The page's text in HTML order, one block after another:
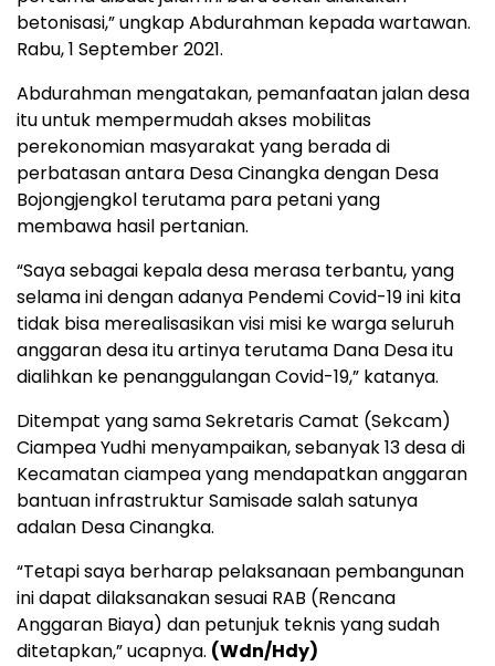
betonisasi,” ungkap Abdurahman kepada wartawan.
Rabu, 1 September 2021.
Abdurahman mengatakan, pemanfaatan jalan desa
itu untuk mempermudah akses mobilitas
perekonomian masyarakat yang berada di
perbatasan antara Desa Cinangka dengan Desa
Bojongjengkol terutama para petani yang
membawa hasil pertanian.
“Saya sebagai kepala desa merasa terbantu, yang
selama ini dengan adanya Pendemi Covid-19 ini kita
tidak bisa merealisasikan visi misi ke warga seluruh
anggaran desa itu artinya terutama Dana Desa itu
dialihkan ke penanggulangan Covid-19,” katanya.
Ditempat yang sama Sekretaris Camat (Sekcam)
Ciampea Yudhi menyampaikan, sebanyak 13 desa di
Kecamatan ciampea yang mendapatkan anggaran
bantuan infrastruktur Samisade salah satunya
adalan Desa Cinangka.
“Tetapi saya berharap pelaksanaan pembangunan
ini dapat dilaksanakan sesuai RAB (Rencana
Anggaran Biaya) dan petunjuk teknis yang sudah
ditetapkan,” ucapnya. (Wdn/Hdy)